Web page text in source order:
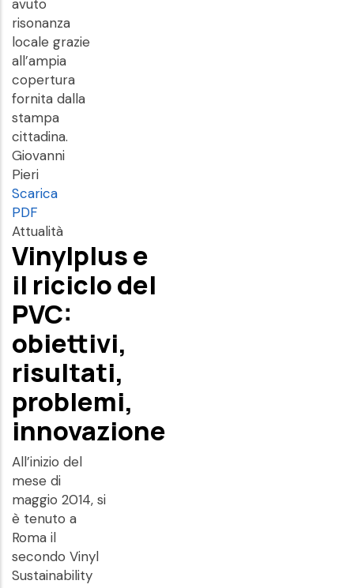
avuto
risonanza
locale grazie
all’ampia
copertura
fornita dalla
stampa
cittadina.
Giovanni
Pieri
Scarica
PDF
Attualità
Vinylplus e
il riciclo del
PVC:
obiettivi,
risultati,
problemi,
innovazione
All’inizio del
mese di
maggio 2014, si
è tenuto a
Roma il
secondo Vinyl
Sustainability